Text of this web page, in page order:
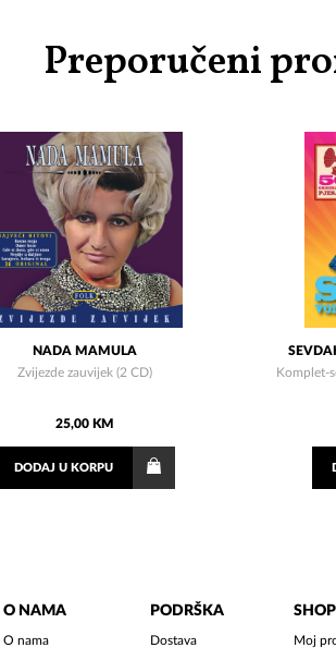
Preporučeni
NADA MAMULA
Zvijezde zauvijek (2 CD)
25,00 KM
DODAJU KORPU
Komplet-
O NAMA
O nama
PODRŠKA
Dostava
SHOP
Moj